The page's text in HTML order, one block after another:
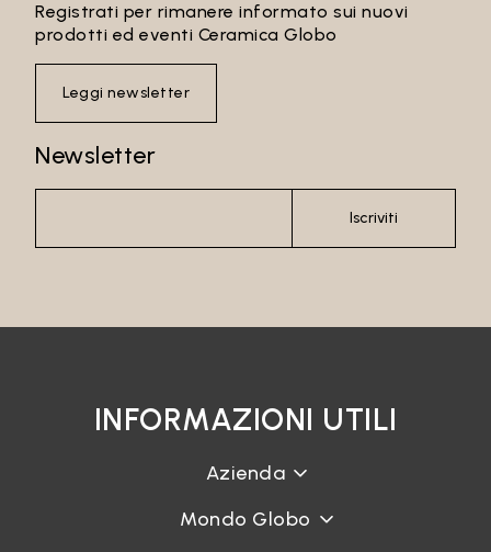
Recupera password
Registrati per rimanere informato sui nuovi
prodotti ed eventi Ceramica Globo
Leggi newsletter
Newsletter
Iscriviti
INFORMAZIONI UTILI
Azienda
Mondo Globo